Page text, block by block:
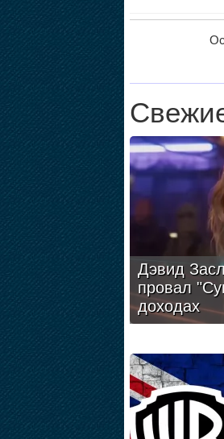
Дэвид
провал
доходах